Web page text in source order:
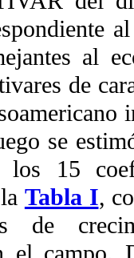
al
de
se
los 15
Tabla I,
de